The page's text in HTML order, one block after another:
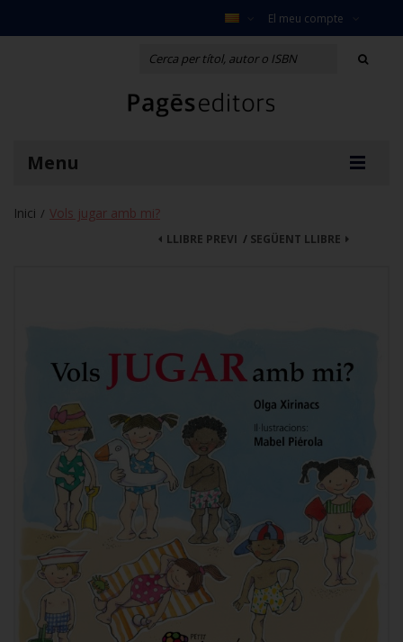
El meu compte
Menu
Inici / Vols jugar amb mi?
SEGÜENT LLIBRE
LLIBRE PREVI /